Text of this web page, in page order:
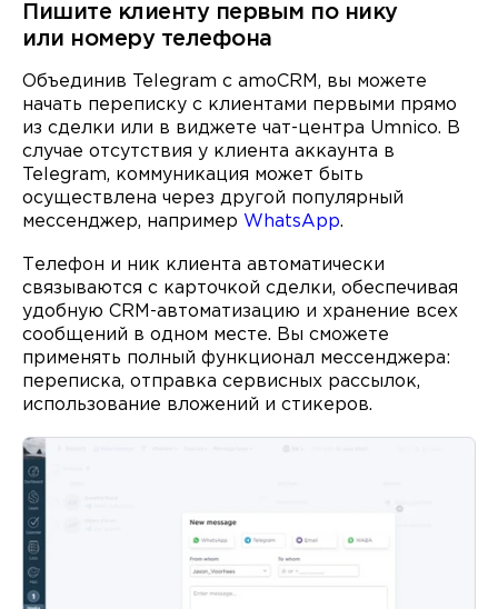
Пишите клиенту первым по нику
или номеру телефона
Объединив Telegram с amoCRM, вы можете
начать переписку с клиентами первыми прямо
из сделки или в виджете чат-центра Umnico. В
случае отсутствия у клиента аккаунта в
Telegram, коммуникация может быть
осуществлена через другой популярный
мессенджер, например WhatsApp.
Телефон и ник клиента автоматически
связываются с карточкой сделки, обеспечивая
удобную CRM-автоматизацию и хранение всех
сообщений в одном месте. Вы сможете
применять полный функционал мессенджера:
переписка, отправка сервисных рассылок,
использование вложений и стикеров.